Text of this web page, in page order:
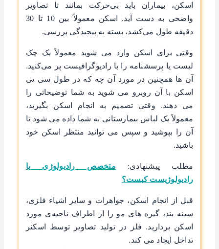
اسکن، بیماران باید بی‌حرکت بمانند تا تصاویر
واضحی به دست آید. اسکن معمولاً بین 10 تا 30
دقیقه طول می‌کشد، بسته به پیچیدگی بررسی.
وقتی برای اسکن وارد می شوید معمولاً یک چک
لیست یا پرسشنامه را با رادیوگرافیست پر می‌کنید.
آن ها همچنین در مورد آن چه که در طول سی تی
اسکن با آن روبرو می شوید به شما توضیحاتی را
می دهند. وقتی تصمیم به انجام اسکن بگیرید،
معمولاً یک لباس بیمارستانی به شما داده می شود تا
آن را بپوشید و سپس می توانید منتظر اسکن خود
باشید.
مطلب پیشنهادی:
متخصص رادیولوژی یا
رادیولوژیست کیست؟
قبل از انجام اسکن، جواهرات و سایر اشیاء فلزی،
سینه بند، گیره های مو را از اطراف ناحیه‌ی مورد
اسکن بردارید. فلز در تولید تصاویر توسط اسکنر
تداخل ایجاد می کند.